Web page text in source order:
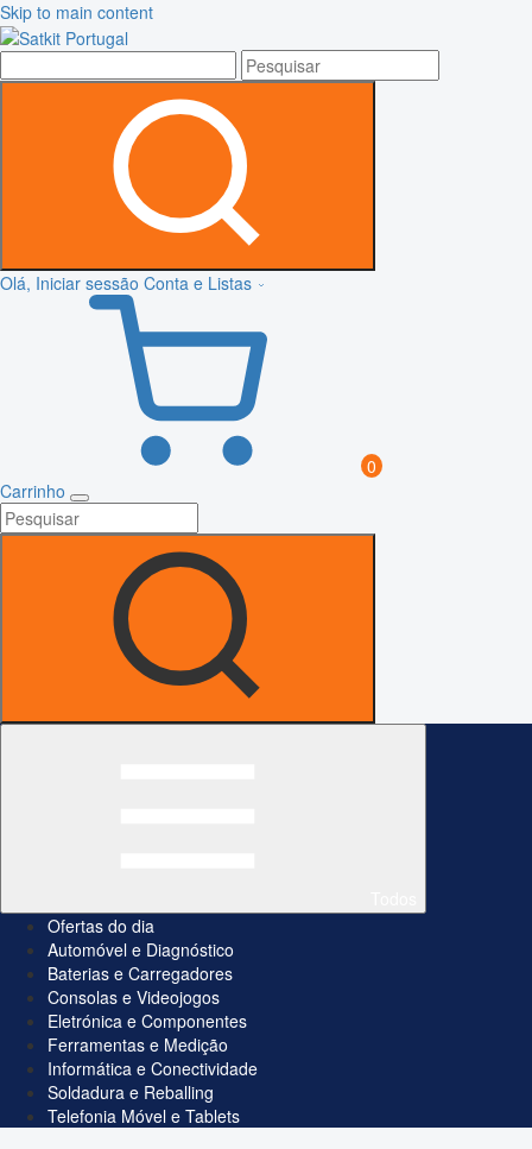
Skip to main content
Olá, Iniciar sessão Conta e Listas
0
Carrinho
Ofertas do dia
Automóvel e Diagnóstico
Baterias e Carregadores
Consolas e Videojogos
Eletrónica e Componentes
Ferramentas e Medição
Informática e Conectividade
Soldadura e Reballing
Telefonia Móvel e Tablets